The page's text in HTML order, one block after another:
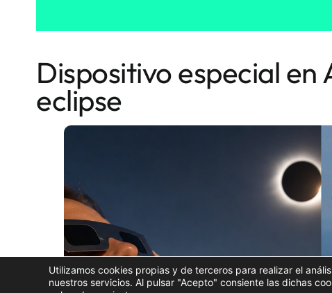
Dispositivo especial en
eclipse
Utilizamos cookies propias y de terceros para realizar el
nuestros servicios. Al pulsar "Acepto" consiente las dichas